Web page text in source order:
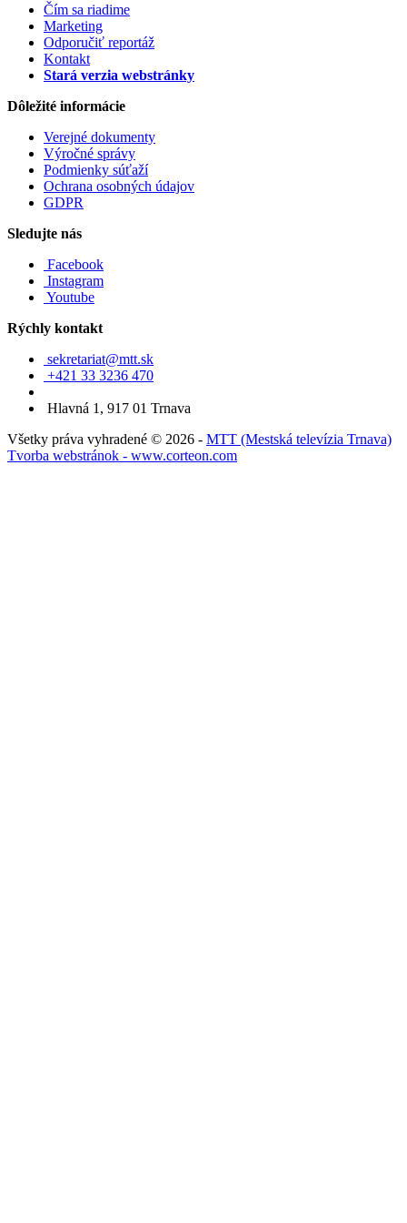
Čím sa riadime
Marketing
Odporučiť reportáž
Kontakt
Stará verzia webstránky
Dôležité informácie
Verejné dokumenty
Výročné správy
Podmienky súťaží
Ochrana osobných údajov
GDPR
Sledujte nás
Facebook
Instagram
Youtube
Rýchly kontakt
sekretariat@mtt.sk
+421 33 3236 470
Hlavná 1, 917 01 Trnava
Všetky práva vyhradené © 2026 - MTT (Mestská televízia Trnava)
Tvorba webstránok - www.corteon.com